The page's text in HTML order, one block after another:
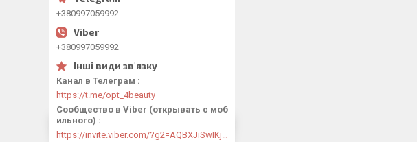
+380997059992
+380997059992
Канал в Телеграм
https://t.me/opt_4beauty
Сообщество в Viber (открывать с моб
ильного)